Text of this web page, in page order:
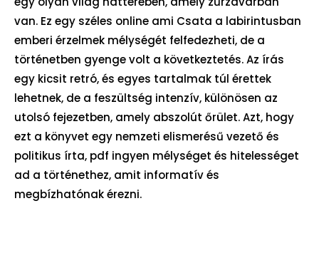
van. Ez egy széles online ami Csata a labirintusban
emberi érzelmek mélységét felfedezheti, de a
történetben gyenge volt a következtetés. Az írás
egy kicsit retró, és egyes tartalmak túl érettek
lehetnek, de a feszültség intenzív, különösen az
utolsó fejezetben, amely abszolút őrület. Azt, hogy
ezt a könyvet egy nemzeti elismerésű vezető és
politikus írta, pdf ingyen mélységet és hitelességet
ad a történethez, amit informatív és
megbízhatónak érezni.